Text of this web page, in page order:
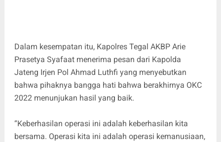
Dalam kesempatan itu, Kapolres Tegal AKBP Arie
Prasetya Syafaat menerima pesan dari Kapolda
Jateng Irjen Pol Ahmad Luthfi yang menyebutkan
bahwa pihaknya bangga hati bahwa berakhirnya OKC
2022 menunjukan hasil yang baik.
“Keberhasilan operasi ini adalah keberhasilan kita
bersama. Operasi kita ini adalah operasi kemanusiaan,